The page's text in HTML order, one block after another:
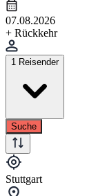
07.08.2026
+ Rückkehr
1 Reisender
Suche
Stuttgart